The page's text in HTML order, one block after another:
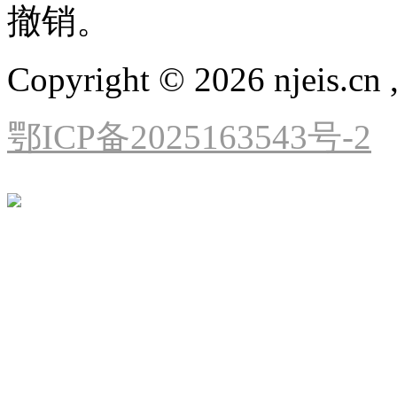
撤销。
Copyright © 2026 njeis.cn
鄂ICP备2025163543号-2